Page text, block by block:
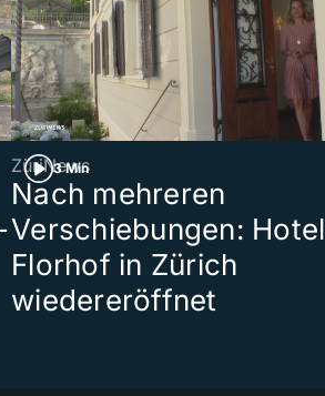
3 Min
ZüriNews
Nach mehreren
Verschiebungen: Hotel
Florhof in Zürich
wiedereröffnet